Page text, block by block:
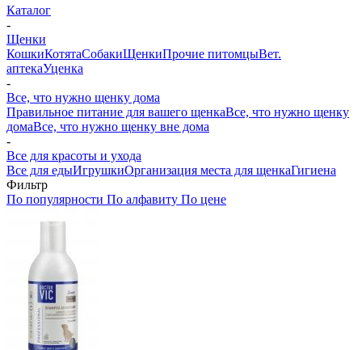
Каталог
-
Щенки
КошкиКотятаСобакиЩенкиПрочие питомцыВет.
аптекаУценка
-
Все, что нужно щенку дома
Правильное питание для вашего щенкаВсе, что нужно щенку
домаВсе, что нужно щенку вне дома
-
Все для красоты и ухода
Все для едыИгрушкиОрганизация места для щенкаГигиена
Фильтр
По популярности По алфавиту По цене